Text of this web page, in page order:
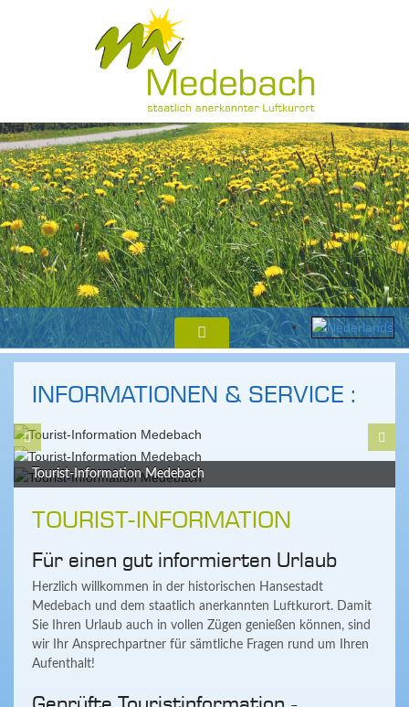
INFORMATIONEN & SERVICE :
Tourist-Information Medebach
Tourist-Information Medebach
Tourist-Information Medebach
TOURIST-INFORMATION
Für einen gut informierten Urlaub
Herzlich willkommen in der historischen Hansestadt
Medebach und dem staatlich anerkannten Luftkurort. Damit
Sie Ihren Urlaub auch in vollen Zügen genießen können, sind
wir Ihr Ansprechpartner für sämtliche Fragen rund um Ihren
Aufenthalt!